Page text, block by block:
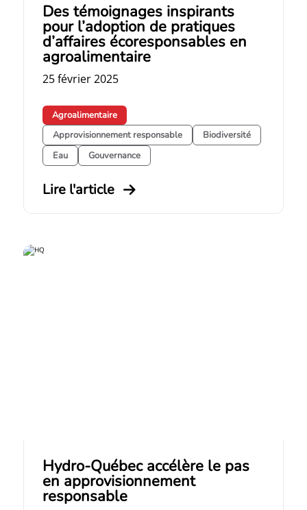
Des témoignages inspirants
pour l’adoption de pratiques
d’affaires écoresponsables en
agroalimentaire
25 février 2025
Agroalimentaire
Approvisionnement responsable
Biodiversité
Eau
Gouvernance
Lire l'article
Hydro-Québec accélère le pas
en approvisionnement
responsable